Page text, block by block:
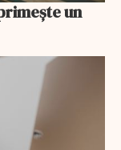
un